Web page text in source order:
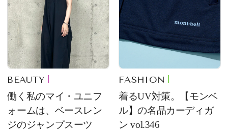
BEAUTY
働く私のマイ・ユニフ
ォームは、ベースレン
ジのジャンプスーツ
FASHION
着るUV対策。【モンベ
ル】の名品カーディガ
ン vol.346